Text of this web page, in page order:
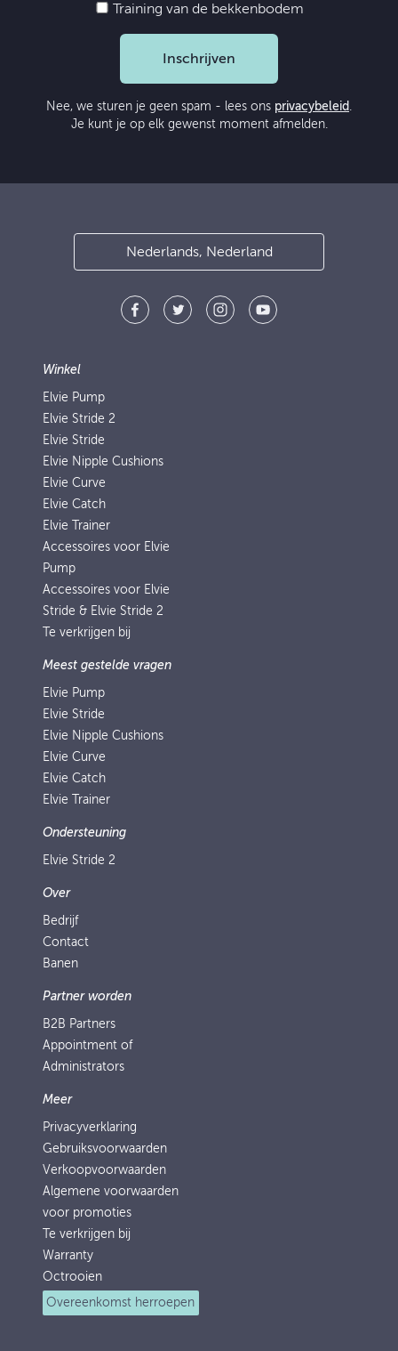
Training van de bekkenbodem
Inschrijven
Nee, we sturen je geen spam - lees ons privacybeleid .
Je kunt je op elk gewenst moment afmelden.
Nederlands, Nederland
Winkel
Elvie Pump
Elvie Stride 2
Elvie Stride
Elvie Nipple Cushions
Elvie Curve
Elvie Catch
Elvie Trainer
Accessoires voor Elvie
Pump
Accessoires voor Elvie
Stride & Elvie Stride 2
Te verkrijgen bij
Meest gestelde vragen
Elvie Pump
Elvie Stride
Elvie Nipple Cushions
Elvie Curve
Elvie Catch
Elvie Trainer
Ondersteuning
Elvie Stride 2
Over
Bedrijf
Contact
Banen
Partner worden
B2B Partners
Appointment of
Administrators
Meer
Privacyverklaring
Gebruiksvoorwaarden
Verkoopvoorwaarden
Algemene voorwaarden
voor promoties
Te verkrijgen bij
Warranty
Octrooien
Overeenkomst herroepen